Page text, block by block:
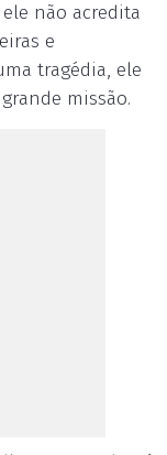
não acredita
e
tragédia, ele
missão.